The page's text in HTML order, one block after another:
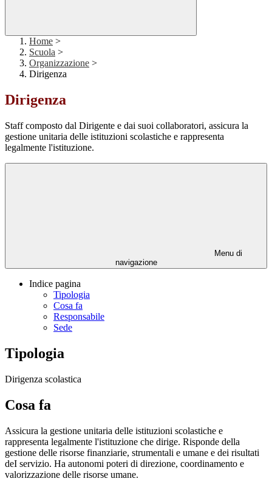
Home >
Scuola >
Organizzazione >
Dirigenza
Dirigenza
Staff composto dal Dirigente e dai suoi collaboratori, assicura la
gestione unitaria delle istituzioni scolastiche e rappresenta
legalmente l'istituzione.
Menu di
navigazione
Indice pagina
Tipologia
Cosa fa
Responsabile
Sede
Tipologia
Dirigenza scolastica
Cosa fa
Assicura la gestione unitaria delle istituzioni scolastiche e
rappresenta legalmente l'istituzione che dirige. Risponde della
gestione delle risorse finanziarie, strumentali e umane e dei risultati
deI servizio. Ha autonomi poteri di direzione, coordinamento e
valorizzazione delle risorse umane.